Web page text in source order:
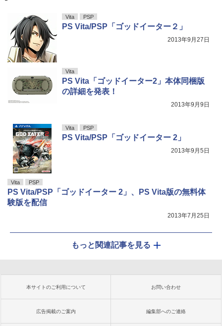
Vita PSP
PS Vita/PSP「ゴッドイーター２」
2013年9月27日
Vita
PS Vita「ゴッドイーター2」本体同梱版
の詳細を発表！
2013年9月9日
Vita PSP
PS Vita/PSP「ゴッドイーター 2」
2013年9月5日
Vita PSP
PS Vita/PSP「ゴッドイーター 2」、PS Vita版の無料体
験版を配信
2013年7月25日
もっと関連記事を見る
本サイトのご利用について お問い合わせ
広告掲載のご案内 編集部へのご連絡